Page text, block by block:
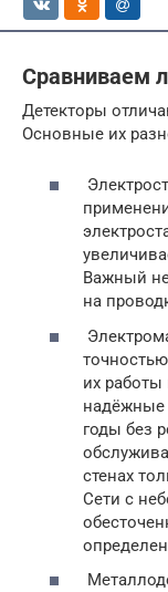
Сравниваем
Детекторы
Основные их
Важный
на
их
надёжные
годы без
стенах
Сети с